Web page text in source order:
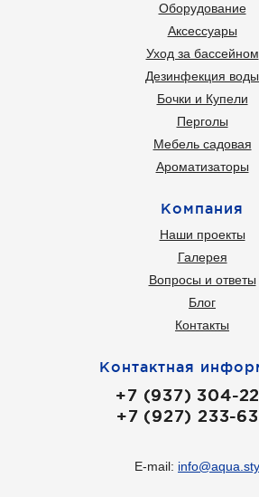
Оборудование
Аксессуары
Уход за бассейном
Дезинфекция воды
Бочки и Купели
Перголы
Мебель садовая
Ароматизаторы
Компания
Наши проекты
Галерея
Вопросы и ответы
Блог
Контакты
Контактная
+7 (937) 304-
+7 (927) 233-
E-mail: